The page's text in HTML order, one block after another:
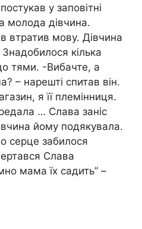
у заповітні
молода дівчина.
втратив мову. Дівчина
кілька
тями. -Вибачте, а
– нарешті спитав він.
я її племінниця.
… Слава заніс
йому подякувала.
серце забилося
Слава
мама їх садить” –